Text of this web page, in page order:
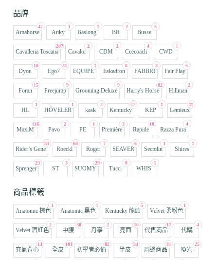
品牌
47
Amahorse
1
Anky
1
Baslong
2
BR
5
Busse
287
Cavalleria Toscana
2
Cavalor
2
CDM
4
Ceecoach
1
CWD
10
Dyon
31
Ego7
1
EQUIPE
8
Eskadron
3
FABBRI
5
Fair Play
15
Foran
9
Freejump
9
Grooming Deluxe
82
Harry's Horse
2
Hillman
1
HL
1
HÖVELER
2
kask
27
Kentucky
1
KEP
11
Lemieux
116
MaxiM
2
Pavo
1
PE
3
Première
18
Rapide
4
Razza Pura
83
Rider’s Gene
60
Roeckl
7
Roger
6
SEAVER
1
Sectolin
1
Shires
23
Sprenger
3
ST
29
SUOMY
8
Tucci
1
WHIS
商品標籤
1
Anatomic 棕色
1
Anatomic 黑色
5
Kentucky 龍頭
1
Velvet 柔粉色
2
Velvet 酒紅色
38
中腰
2
丹寧
10
亮面
17
代售商品
4
代購
13
充氣背心
101
全皮
82
初學者必備
34
半皮
18
周邊商品
25
啞光